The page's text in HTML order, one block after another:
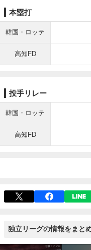
本塁打
韓国・ロッテ
高知FD
投手リレー
韓国・ロッテ
高知FD
独立リーグの情報をまと